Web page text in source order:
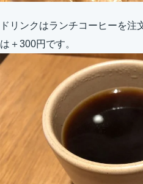
ドリンクはランチコーヒーを注
は＋300円です。